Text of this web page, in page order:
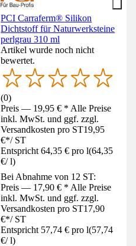
PCI Carraferm® Silikon
Dichtstoff für Naturwerksteine
perlgrau 310 ml
Artikel wurde noch nicht
bewertet.
(0)
Preis — 19,95 € * Alle Preise
inkl. MwSt. und ggf. zzgl.
Versandkosten pro ST19,95
€*/ ST
Entspricht 64,35 € pro l(64,35
€/ l)
Bei Abnahme von 12 ST:
Preis — 17,90 € * Alle Preise
inkl. MwSt. und ggf. zzgl.
Versandkosten pro ST17,90
€*/ ST
Entspricht 57,74 € pro l(57,74
€/ l)